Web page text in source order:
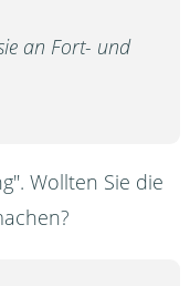
an Fort- und
Wollten Sie die